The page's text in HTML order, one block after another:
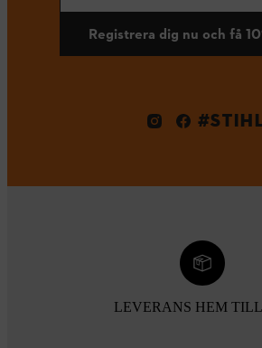
Registrera dig nu och få
LEVERANS HEM